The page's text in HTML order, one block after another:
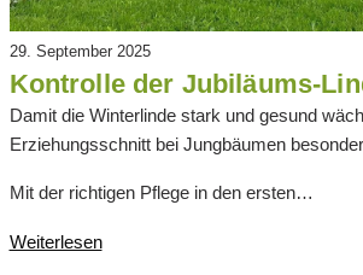
29. September 2025
Kontrolle der Jubiläums-
Damit die Winterlinde stark und gesund
Erziehungsschnitt bei Jungbäumen
Mit der richtigen Pflege in den ersten…
Weiterlesen